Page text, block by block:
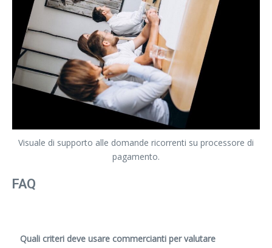
Visuale di supporto alle domande ricorrenti su processore di
pagamento.
FAQ
Quali criteri deve usare commercianti per valutare